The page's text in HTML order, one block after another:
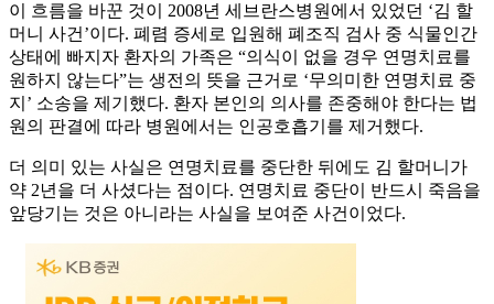
이 흐름을 바꾼 것이 2008년 세브란스병원에서 있었던 ‘김 할
머니 사건’이다. 폐렴 증세로 입원해 폐조직 검사 중 식물인간
상태에 빠지자 환자의 가족은 “의식이 없을 경우 연명치료를
원하지 않는다”는 생전의 뜻을 근거로 ‘무의미한 연명치료 중
지’ 소송을 제기했다. 환자 본인의 의사를 존중해야 한다는 법
원의 판결에 따라 병원에서는 인공호흡기를 제거했다.
더 의미 있는 사실은 연명치료를 중단한 뒤에도 김 할머니가
약 2년을 더 사셨다는 점이다. 연명치료 중단이 반드시 죽음을
앞당기는 것은 아니라는 사실을 보여준 사건이었다.